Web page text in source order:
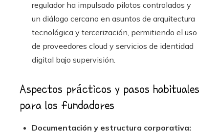
regulador ha impulsado pilotos controlados y
un diálogo cercano en asuntos de arquitectura
tecnológica y tercerización, permitiendo el uso
de proveedores cloud y servicios de identidad
digital bajo supervisión.
Aspectos prácticos y pasos habituales
para los fundadores
Documentación y estructura corporativa: